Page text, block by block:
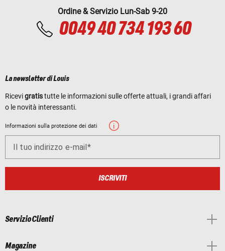
Ordine & Servizio Lun-Sab 9-20
0049 40 734 193 60
La newsletter di Louis
Ricevigratistutte le informazioni sulle offerte attuali, i grandi affari
o le novità interessanti.
Informazioni sulla protezione dei dati
Il tuo indirizzo e-mail
ISCRIVITI
Servizio Clienti
Magazine